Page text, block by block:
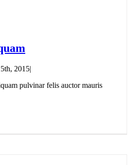
2015|
pulvinar felis auctor mauris